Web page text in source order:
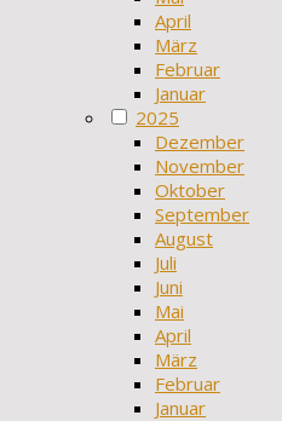
April
März
Februar
Januar
2025
Dezember
November
Oktober
September
August
Juli
Juni
Mai
April
März
Februar
Januar